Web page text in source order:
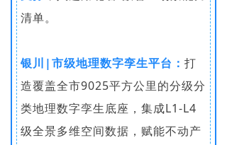
清单。
银川|市级地理数字孪生平台： 打
造覆盖全市9025平方公里的分级分
类地理数字孪生底座，集成L1-L4
级全景多维空间数据，赋能不动产